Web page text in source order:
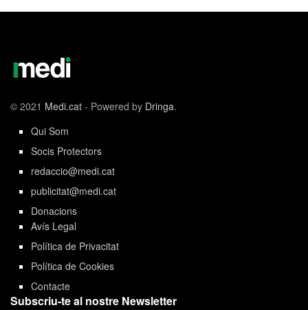
© 2021 Medi.cat - Powered by Dringa.
Qui Som
Socis Protectors
redaccio@medi.cat
publicitat@medi.cat
Donacions
Avís Legal
Política de Privacitat
Política de Cookies
Contacte
Subscriu-te al nostre Newsletter